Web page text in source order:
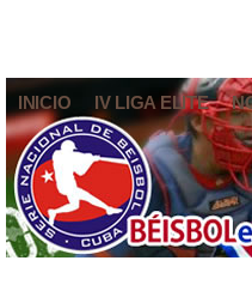
INICIO IV LIGA ELITE